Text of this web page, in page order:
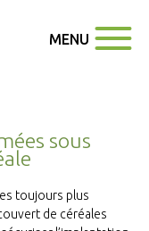
MENU
sous
toujours plus
de céréales